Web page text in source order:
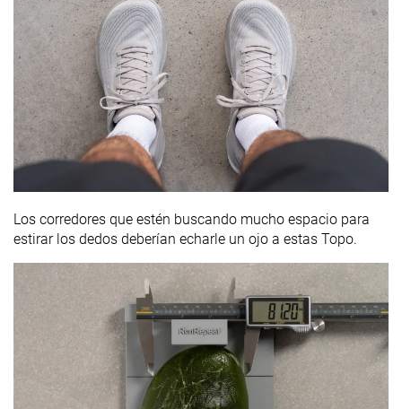
Los corredores que estén buscando mucho espacio para
estirar los dedos deberían echarle un ojo a estas Topo.